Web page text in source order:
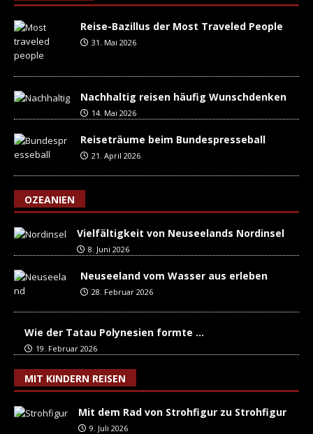
Reise-Bazillus der Most Traveled People
31. Mai 2026
Nachhaltig reisen häufig Wunschdenken
14. Mai 2026
Reiseträume beim Bundespresseball
21. April 2026
OZEANIEN
Vielfältigkeit von Neuseelands Nordinsel
8. Juni 2026
Neuseeland vom Wasser aus erleben
28. Februar 2026
Wie der Tatau Polynesien formte …
19. Februar 2026
MIT KINDERN REISEN
Mit dem Rad von Strohfigur zu Strohfigur
9. Juli 2026